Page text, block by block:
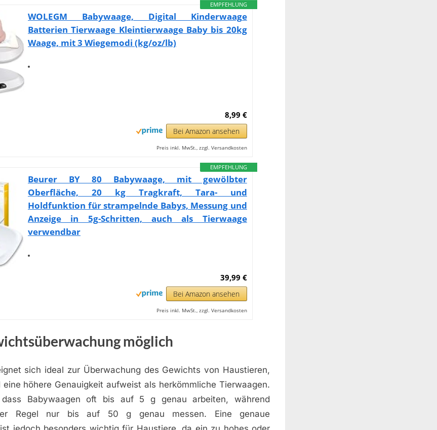
EMPFEHLUNG
WOLEGM Babywaage, Digital Kinderwaage
Batterien Tierwaage Kleintierwaage Baby bis 20kg
Waage, mit 3 Wiegemodi (kg/oz/lb)
8,99 €
Bei Amazon ansehen
Preis inkl. MwSt., zzgl. Versandkosten
EMPFEHLUNG
Beurer BY 80 Babywaage, mit gewölbter
Oberfläche, 20 kg Tragkraft, Tara- und
Holdfunktion für strampelnde Babys, Messung und
Anzeige in 5g-Schritten, auch als Tierwaage
verwendbar
39,99 €
Bei Amazon ansehen
Preis inkl. MwSt., zzgl. Versandkosten
möglich
sich ideal zur Überwachung des Gewichts von Haustieren,
eine höhere Genauigkeit aufweist als herkömmliche Tierwaagen.
Babywaagen oft bis auf 5 g genau arbeiten, während
Regel nur bis auf 50 g genau messen. Eine genaue